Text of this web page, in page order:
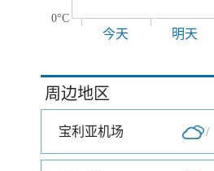
0°C
今天 明天
周边地区
宝利亚机场 /